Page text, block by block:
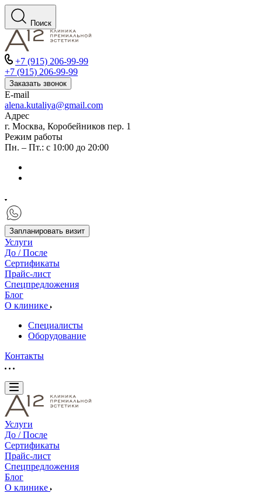
Поиск
+7 (915) 206-99-99
+7 (915) 206-99-99
Заказать звонок
E-mail
alena.kutaliya@gmail.com
Адрес
г. Москва, Коробейников пер. 1
Режим работы
Пн. – Пт.: с 10:00 до 20:00
Запланировать визит
Услуги
До / После
Сертификаты
Прайс-лист
Спецпредложения
Блог
О клинике
Специалисты
Оборудование
Контакты
Услуги
До / После
Сертификаты
Прайс-лист
Спецпредложения
Блог
О клинике